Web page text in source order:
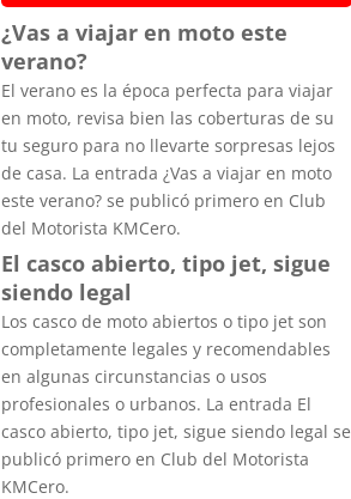
¿Vas a viajar en moto este
verano?
El verano es la época perfecta para viajar
en moto, revisa bien las coberturas de su
tu seguro para no llevarte sorpresas lejos
de casa. La entrada ¿Vas a viajar en moto
este verano? se publicó primero en Club
del Motorista KMCero.
El casco abierto, tipo jet, sigue
siendo legal
Los casco de moto abiertos o tipo jet son
completamente legales y recomendables
en algunas circunstancias o usos
profesionales o urbanos. La entrada El
casco abierto, tipo jet, sigue siendo legal se
publicó primero en Club del Motorista
KMCero.